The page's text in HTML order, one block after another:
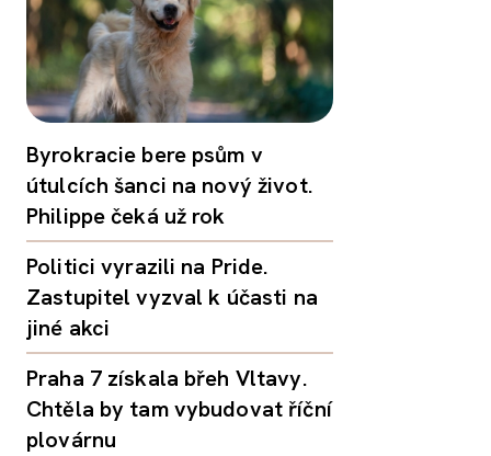
Byrokracie bere psům v
útulcích šanci na nový život.
Philippe čeká už rok
Politici vyrazili na Pride.
Zastupitel vyzval k účasti na
jiné akci
Praha 7 získala břeh Vltavy.
Chtěla by tam vybudovat říční
plovárnu